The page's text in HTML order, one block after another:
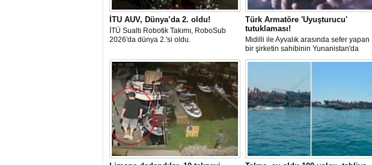
İTU AUV, Dünya’da 2. oldu!
İTÜ Sualtı Robotik Takımı, RoboSub
2026'da dünya 2.'si oldu.
Türk Armatöre 'Uyuşturucu'
tutuklaması!
Midilli ile Ayvalık arasında sefer yapan
bir şirketin sahibinin Yunanistan'da
tutuklandığı bildirildi.